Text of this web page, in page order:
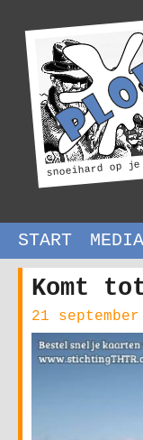
snoeihard op je
START MEDIA
Komt
21